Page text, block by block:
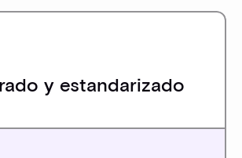
y estandarizado